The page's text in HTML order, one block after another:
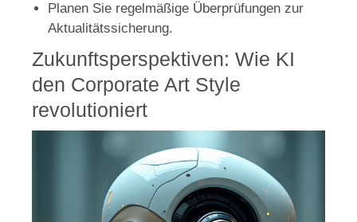
Planen Sie regelmäßige Überprüfungen zur
Aktualitätssicherung.
Zukunftsperspektiven: Wie KI
den Corporate Art Style
revolutioniert